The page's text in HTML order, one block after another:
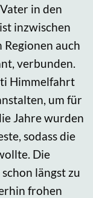
in den
inzwischen
auch
verbunden.
Himmelfahrt
um für
Jahre wurden
sodass die
Die
längst zu
frohen